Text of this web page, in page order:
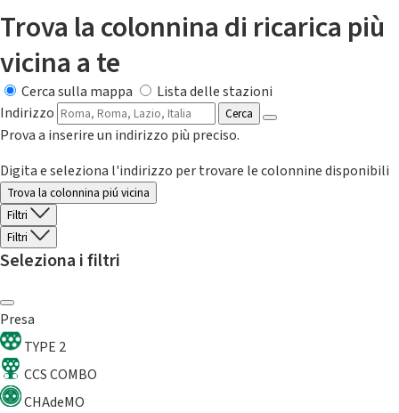
Trova la colonnina di ricarica più
vicina a te
Cerca sulla mappa
Lista delle stazioni
Indirizzo
Cerca
Prova a inserire un indirizzo più preciso.
Digita e seleziona l'indirizzo per trovare le colonnine disponibili
Trova la colonnina piú vicina
Filtri
Filtri
Seleziona i filtri
Presa
TYPE 2
CCS COMBO
CHAdeMO